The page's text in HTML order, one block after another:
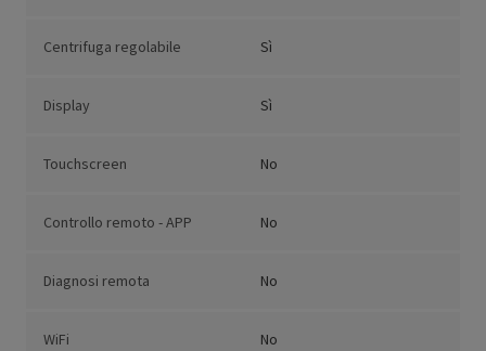
Centrifuga regolabile Sì
Display Sì
Touchscreen No
Controllo remoto - APP No
Diagnosi remota No
WiFi No